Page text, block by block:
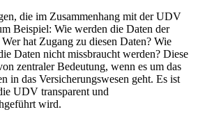
die im Zusammenhang mit der UDV
Beispiel: Wie werden die Daten der
hat Zugang zu diesen Daten? Wie
Daten nicht missbraucht werden? Diese
zentraler Bedeutung, wenn es um das
in das Versicherungswesen geht. Es ist
UDV transparent und
wird.